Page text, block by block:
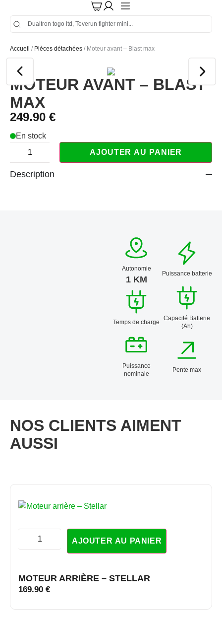
Accueil / Pièces détachées / Moteur avant – Blast max
MOTEUR AVANT – BLAST
MAX
249.90 €
En stock
AJOUTER AU PANIER
Description
Autonomie
1 KM
Puissance batterie
Temps de charge
Capacité Batterie
(Ah)
Puissance
nominale
Pente max
NOS CLIENTS AIMENT
AUSSI
AJOUTER AU PANIER
MOTEUR ARRIÈRE – STELLAR
169.90 €